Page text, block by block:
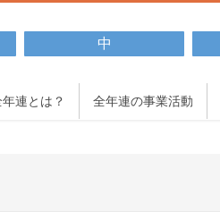
中
連とは？ 全年連の事業活動